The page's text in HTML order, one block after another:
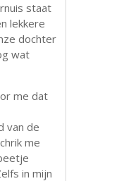
staat
lekkere
dochter
wat
me dat
van de
me
in mijn